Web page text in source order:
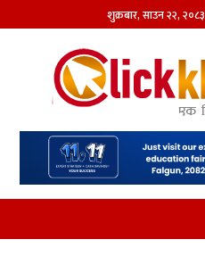
शुक्रबार,साउन२२,२०८३
होमपेज
समाज
प्रदेश
आजको